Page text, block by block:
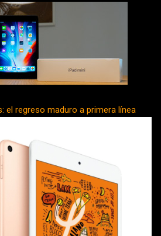
el regreso maduro a primera línea